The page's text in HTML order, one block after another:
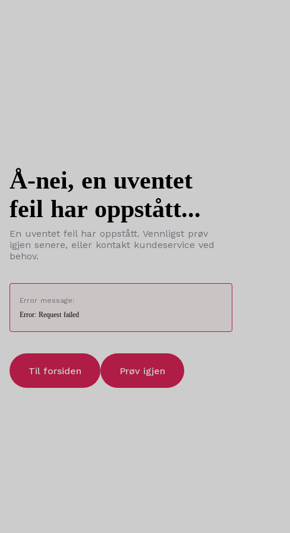
Å-nei, en uventet
feil har oppstått...
En uventet feil har oppstått. Vennligst prøv
igjen senere, eller kontakt kundeservice ved
behov.
Error message:
Error: Request failed
Til forsiden Prøv igjen